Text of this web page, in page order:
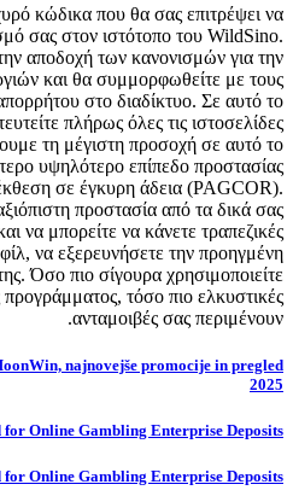
κώδικα που θα σας επιτρέψει να
σας στον ιστότοπο του WildSino.
αποδοχή των κανονισμών για την
και θα συμμορφωθείτε με τους
στο διαδίκτυο. Σε αυτό το
πλήρως όλες τις ιστοσελίδες
τη μέγιστη προσοχή σε αυτό το
υψηλότερο επίπεδο προστασίας
σε έγκυρη άδεια (PAGCOR).
προστασία από τα δικά σας
να μπορείτε να κάνετε τραπεζικές
να εξερευνήσετε την προηγμένη
Όσο πιο σίγουρα χρησιμοποιείτε
προγράμματος, τόσο πιο ελκυστικές
ανταμοιβές σας περιμένουν.
najnovejše promocije in pregled
2025
for Online Gambling Enterprise Deposits
for Online Gambling Enterprise Deposits